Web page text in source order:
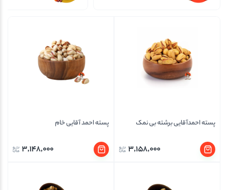
پسته احمدآقایی برشته بی نمک
3,158,000
پسته احمد آقایی خام
3,148,000